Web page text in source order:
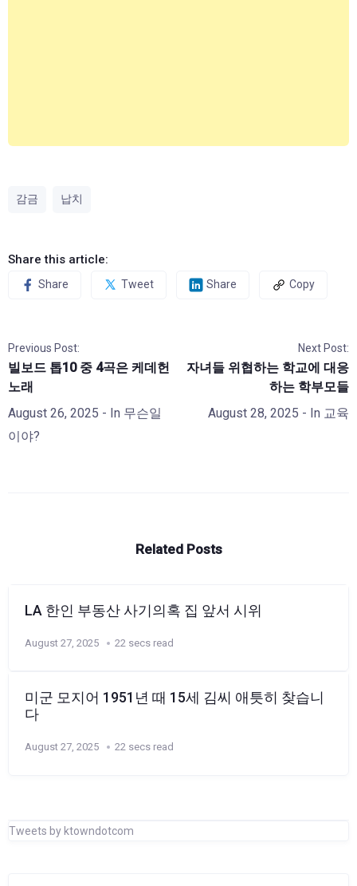
감금 납치
Share this article:
Share Tweet Share Copy
Previous Post:
빌보드 톱10 중 4곡은 케데헌
노래
August 26, 2025 - In 무슨일
이야?
Next Post:
자녀들 위협하는 학교에 대응
하는 학부모들
August 28, 2025 - In 교육
Related Posts
LA 한인 부동산 사기의혹 집 앞서 시위
August 27, 2025 22 secs read
미군 모지어 1951년 때 15세 김씨 애틋히 찾습니
다
August 27, 2025 22 secs read
Tweets by ktowndotcom